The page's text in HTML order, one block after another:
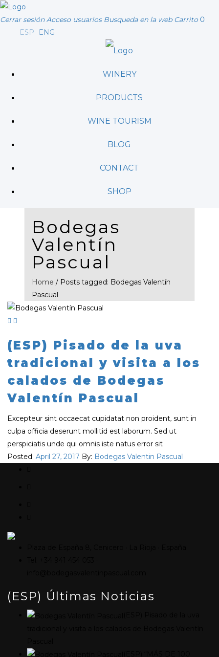
Cerrar sesión Acceso usuarios Busqueda en la web Carrito 0
ESP
ENG
WINERY
PRODUCTS
WINE TOURISM
BLOG
CONTACT
SHOP
Bodegas
Valentín
Pascual
Home / Posts tagged: Bodegas Valentín
Pascual
(ESP) Pisado de la uva
tradicional y visita a los
calados de Bodegas
Valentín Pascual
Excepteur sint occaecat cupidatat non proident, sunt in
culpa officia deserunt mollitid est laborum. Sed ut
perspiciatis unde qui omnis iste natus error sit
Posted: April 27, 2017 By: Bodegas Valentin Pascual
(ESP) Últimas Noticias